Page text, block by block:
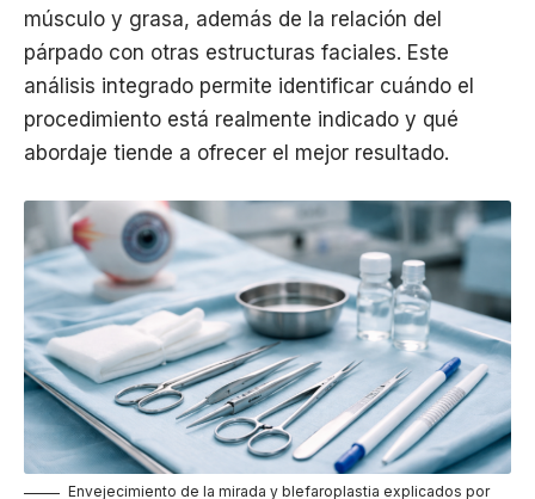
músculo y grasa, además de la relación del
párpado con otras estructuras faciales. Este
análisis integrado permite identificar cuándo el
procedimiento está realmente indicado y qué
abordaje tiende a ofrecer el mejor resultado.
Envejecimiento de la mirada y blefaroplastia explicados por